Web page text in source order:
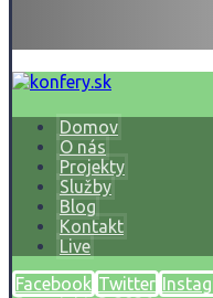
Domov
O nás
Projekty
Služby
Blog
Kontakt
Live
Facebook Twitter